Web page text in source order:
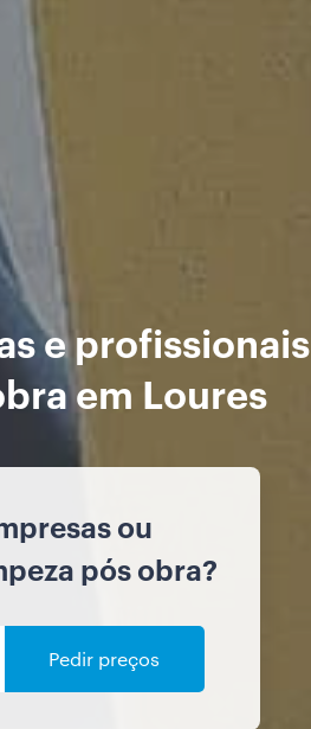
e profissionais
em Loures
ou
pós obra?
Pedir preços